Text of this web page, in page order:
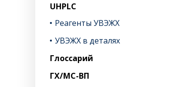
UHPLC
Реагенты УВЭЖХ
УВЭЖХ в деталях
Глоссарий
ГХ/МС-ВП